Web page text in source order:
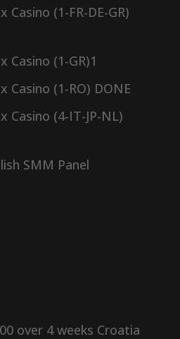
Casino (1-FR-DE-GR)
Casino (1-GR)1
Casino (1-RO) DONE
Casino (4-IT-JP-NL)
SMM Panel
over 4 weeks Croatia